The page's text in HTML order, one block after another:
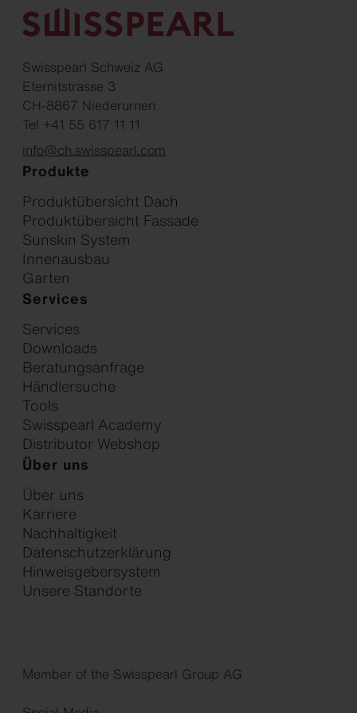
Swisspearl Schweiz AG
Eternitstrasse 3
CH-8867 Niederurnen
Tel +41 55 617 11 11
info@ch.swisspearl.com
Produkte
Produktübersicht Dach
Produktübersicht Fassade
Sunskin System
Innenausbau
Garten
Services
Services
Downloads
Beratungsanfrage
Händlersuche
Tools
Swisspearl Academy
Distributor Webshop
Über uns
Über uns
Karriere
Nachhaltigkeit
Datenschutzerklärung
Hinweisgebersystem
Unsere Standorte
Member of the Swisspearl Group AG